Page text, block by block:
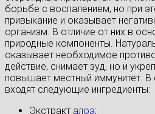
борьбе с воспалением, но при
привыкание и оказывает
организм. В отличие от них в
природные компоненты.
оказывает необходимое
действие, снимает зуд, но и
повышает местный иммунитет. В
входят следующие ингредиенты:
Экстракт алоэ;